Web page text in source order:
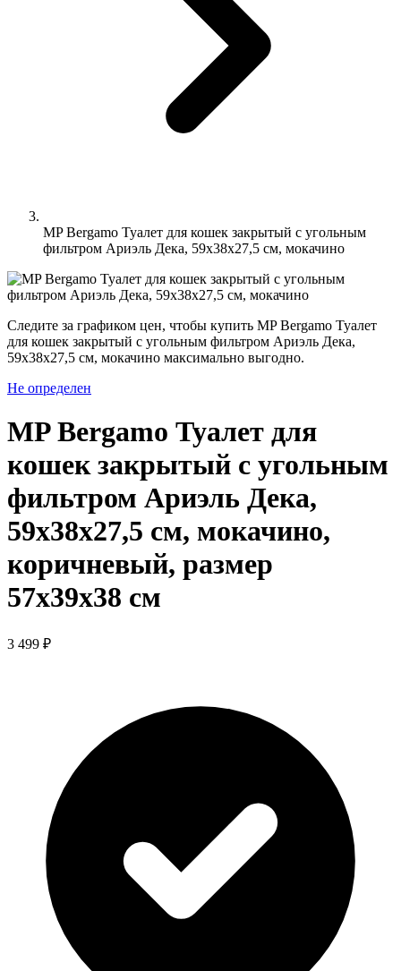
MP Bergamo Туалет для кошек закрытый с угольным
фильтром Ариэль Дека, 59х38х27,5 см, мокачино
Следите за графиком цен, чтобы купить MP Bergamo Туалет
для кошек закрытый с угольным фильтром Ариэль Дека,
59х38х27,5 см, мокачино максимально выгодно.
Не определен
MP Bergamo Туалет для
кошек закрытый с угольным
фильтром Ариэль Дека,
59х38х27,5 см, мокачино,
коричневый, размер
57x39x38 см
3 499 ₽